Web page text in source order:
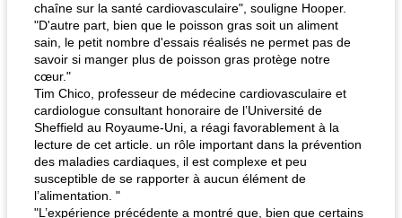
chaîne sur la santé cardiovasculaire", souligne Hooper.
"D'autre part, bien que le poisson gras soit un aliment
sain, le petit nombre d'essais réalisés ne permet pas de
savoir si manger plus de poisson gras protège notre
cœur."
Tim Chico, professeur de médecine cardiovasculaire et
cardiologue consultant honoraire de l’Université de
Sheffield au Royaume-Uni, a réagi favorablement à la
lecture de cet article. un rôle important dans la prévention
des maladies cardiaques, il est complexe et peu
susceptible de se rapporter à aucun élément de
l’alimentation. "
"L’expérience précédente a montré que, bien que certains